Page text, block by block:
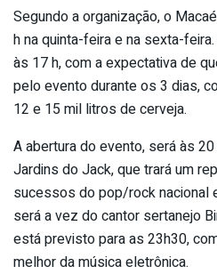
Segundo a organização, o
h na quinta-feira e na sexta-
às 17 h, com a expectativa de
pelo evento durante os 3 dias,
12 e 15 mil litros de cerveja.
A abertura do evento, será às
Jardins do Jack, que trará um
sucessos do pop/rock nacional
será a vez do cantor sertanejo
está previsto para as 23h30,
melhor da música eletrônica.